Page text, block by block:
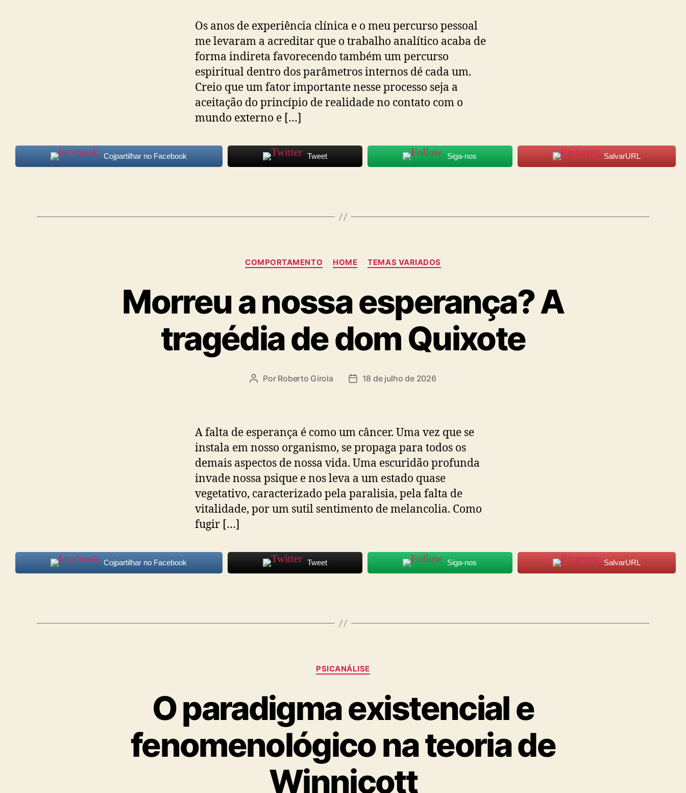
Os anos de experiência clínica e o meu percurso pessoal
me levaram a acreditar que o trabalho analítico acaba de
forma indireta favorecendo também um percurso
espiritual dentro dos parâmetros internos dé cada um.
Creio que um fator importante nesse processo seja a
aceitação do princípio de realidade no contato com o
mundo externo e […]
Cojpartilhar no Facebook Tweet Siga-nos SalvarURL
Categorias
COMPORTAMENTO HOME TEMAS VARIADOS
Morreu a nossa esperança? A
tragédia de dom Quixote
Autor
Por Roberto Girola
Data18 de julho de 2026
A falta de esperança é como um câncer. Uma vez que se
instala em nosso organismo, se propaga para todos os
demais aspectos de nossa vida. Uma escuridão profunda
invade nossa psique e nos leva a um estado quase
vegetativo, caracterizado pela paralisia, pela falta de
vitalidade, por um sutil sentimento de melancolia. Como
fugir […]
Cojpartilhar no Facebook Tweet Siga-nos SalvarURL
Categorias
PSICANÁLISE
O paradigma existencial e
fenomenológico na teoria de
Winnicott